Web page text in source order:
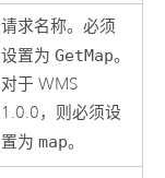
请求名称。必须
设置为GetMap。
对于 WMS
1.0.0，则必须设
置为map。